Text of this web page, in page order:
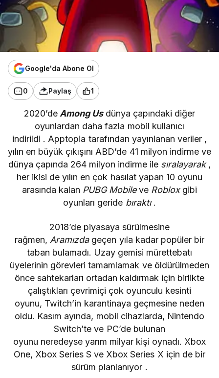
Google'da Abone Ol
0 Paylaş 1
2020’deAmong Usdünya çapındaki diğer
oyunlardan daha fazla mobil kullanıcı
indirildi . Apptopia tarafından yayınlanan veriler ,
yılın en büyük çıkışını ABD’de 41 milyon indirme ve
dünya çapında 264 milyon indirme ile sıralayarak,
her ikisi de yılın en çok hasılat yapan 10 oyunu
arasında kalan PUBG Mobileve Robloxgibi
oyunları geride bıraktı.
2018’de piyasaya sürülmesine
rağmen, Aramızdageçen yıla kadar popüler bir
taban bulamadı. Uzay gemisi mürettebatı
üyelerinin görevleri tamamlamak ve öldürülmeden
önce sahtekarları ortadan kaldırmak için birlikte
çalıştıkları çevrimiçi çok oyunculu kesinti
oyunu, Twitch’in karantinaya geçmesine neden
oldu. Kasım ayında, mobil cihazlarda, Nintendo
Switch’te ve PC’de bulunan
oyunu neredeyse yarım milyar kişi oynadı. Xbox
One, Xbox Series S ve Xbox Series X için debir
sürüm planlanıyor .